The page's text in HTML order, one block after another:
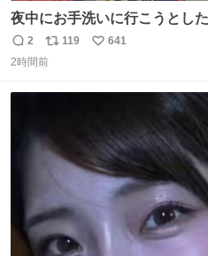
夜中にお手洗いに行こうとし
の毛にガブリと嚙みついたの
モンスター。顔をアップでみ
「アニマル＆モンスター」展
返
信
2
リ
ポ
119
い
641
2時間前